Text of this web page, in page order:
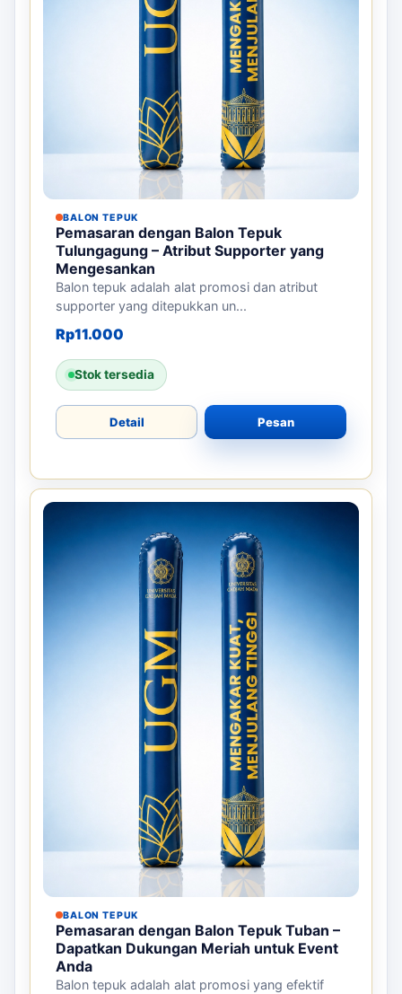
BALON TEPUK
Pemasaran dengan Balon Tepuk
Tulungagung – Atribut Supporter yang
Mengesankan
Balon tepuk adalah alat promosi dan atribut
supporter yang ditepukkan un...
Rp11.000
Stok tersedia
Detail Pesan
BALON TEPUK
Pemasaran dengan Balon Tepuk Tuban –
Dapatkan Dukungan Meriah untuk Event
Anda
Balon tepuk adalah alat promosi yang efektif